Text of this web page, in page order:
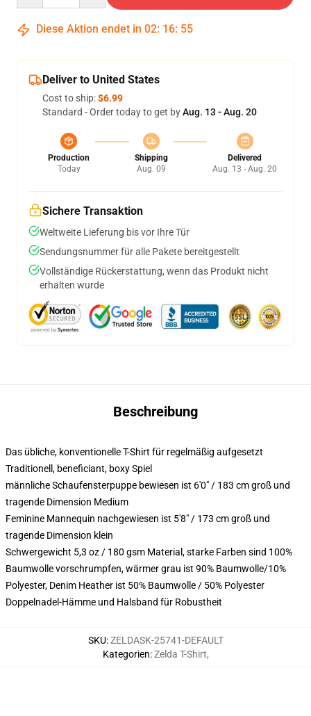
Diese Aktion endet in 02: 16: 54
Deliver to United States
Cost to ship:$6.99
Standard - Order today to get byAug. 13 - Aug. 20
Production
Today
Shipping
Aug. 09
Delivered
Aug. 13 - Aug. 20
Sichere Transaktion
Weltweite Lieferung bis vor Ihre Tür
Sendungsnummer für alle Pakete bereitgestellt
Vollständige Rückerstattung, wenn das Produkt nicht
erhalten wurde
Beschreibung
Das übliche, konventionelle T-Shirt für regelmäßig aufgesetzt
Traditionell, beneficiant, boxy Spiel
männliche Schaufensterpuppe bewiesen ist 6'0" / 183 cm groß und
tragende Dimension Medium
Feminine Mannequin nachgewiesen ist 5'8" / 173 cm groß und
tragende Dimension klein
Schwergewicht 5,3 oz / 180 gsm Material, starke Farben sind 100%
Baumwolle vorschrumpfen, wärmer grau ist 90% Baumwolle/10%
Polyester, Denim Heather ist 50% Baumwolle / 50% Polyester
Doppelnadel-Hämme und Halsband für Robustheit
SKU:ZELDASK-25741-DEFAULT
Kategorien:Zelda T-Shirt,